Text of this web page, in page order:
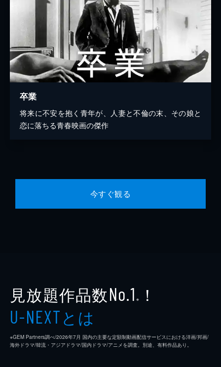
卒業
将来に不安を抱く青年が、人妻と不倫の末、その娘と
恋に落ちる青春映画の傑作
今すぐ観る
見放題作品数No.1 ※ ！
U-NEXTとは
※GEM Partners調べ/2026年7⽉ 国内の主要な定額制動画配信サービスにおける洋画/邦画/
海外ドラマ/韓流・アジアドラマ/国内ドラマ/アニメを調査。別途、有料作品あり。